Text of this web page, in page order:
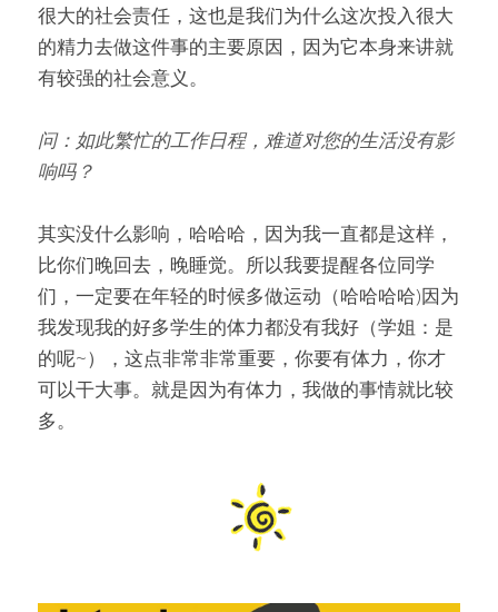
很大的社会责任，这也是我们为什么这次投入很大
的精力去做这件事的主要原因，因为它本身来讲就
有较强的社会意义。
问：如此繁忙的工作日程，难道对您的生活没有影
响吗？
其实没什么影响，哈哈哈，因为我一直都是这样，
比你们晚回去，晚睡觉。所以我要提醒各位同学
们，一定要在年轻的时候多做运动（哈哈哈哈)因为
我发现我的好多学生的体力都没有我好（学姐：是
的呢~），这点非常非常重要，你要有体力，你才
可以干大事。就是因为有体力，我做的事情就比较
多。